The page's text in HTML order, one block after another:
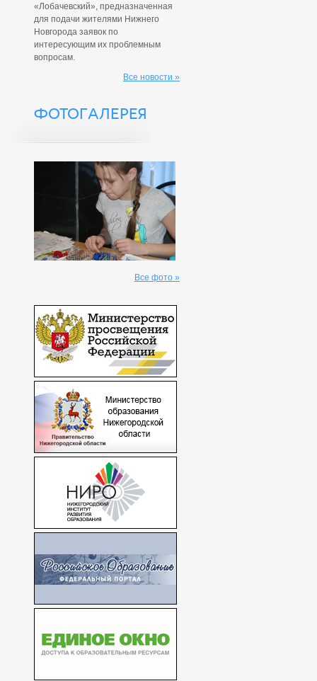
«Лобачевский», предназначенная
для подачи жителями Нижнего
Новгорода заявок по
интересующим их проблемным
вопросам.
Все новости »
ФОТОГАЛЕРЕЯ
Все фото »